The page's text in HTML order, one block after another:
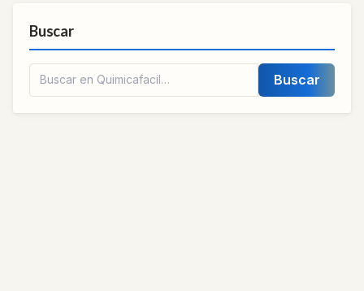
Buscar
Buscar